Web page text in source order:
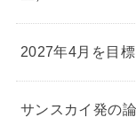
2027年4月を目
サンスカイ発の